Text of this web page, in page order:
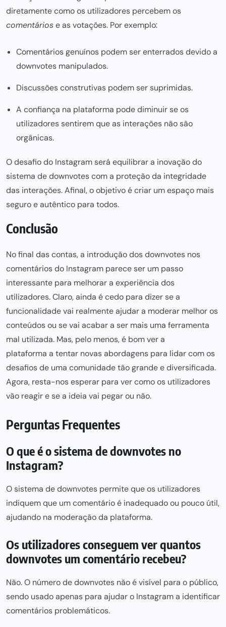
diretamente como os utilizadores percebem os
comentáriose as votações. Por exemplo:
Comentários genuínos podem ser enterrados devido a
downvotes manipulados.
Discussões construtivas podem ser suprimidas.
A confiança na plataforma pode diminuir se os
utilizadores sentirem que as interações não são
orgânicas.
O desafio do Instagram será equilibrar a inovação do
sistema de downvotes com a proteção da integridade
das interações. Afinal, o objetivo é criar um espaço mais
seguro e autêntico para todos.
Conclusão
No final das contas, a introdução dos downvotes nos
comentários do Instagram parece ser um passo
interessante para melhorar a experiência dos
utilizadores. Claro, ainda é cedo para dizer se a
funcionalidade vai realmente ajudar a moderar melhor os
conteúdos ou se vai acabar a ser mais uma ferramenta
mal utilizada. Mas, pelo menos, é bom ver a
plataforma a tentar novas abordagens para lidar com os
desafios de uma comunidade tão grande e diversificada.
Agora, resta-nos esperar para ver como os utilizadores
vão reagir e se a ideia vai pegar ou não.
Perguntas Frequentes
O que é o sistema de downvotes no
Instagram?
O sistema de downvotes permite que os utilizadores
indiquem que um comentário é inadequado ou pouco útil,
ajudando na moderação da plataforma.
Os utilizadores conseguem ver quantos
downvotes um comentário recebeu?
Não. O número de downvotes não é visível para o público,
sendo usado apenas para ajudar o Instagram a identificar
comentários problemáticos.